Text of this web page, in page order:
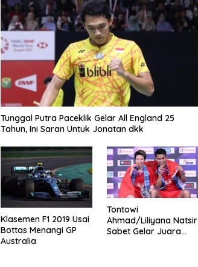
Tunggal Putra Paceklik Gelar All England 25
Tahun, Ini Saran Untuk Jonatan dkk
Klasemen F1 2019 Usai
Bottas Menangi GP
Australia
Tontowi
Ahmad/Liliyana Natsir
Sabet Gelar Juara